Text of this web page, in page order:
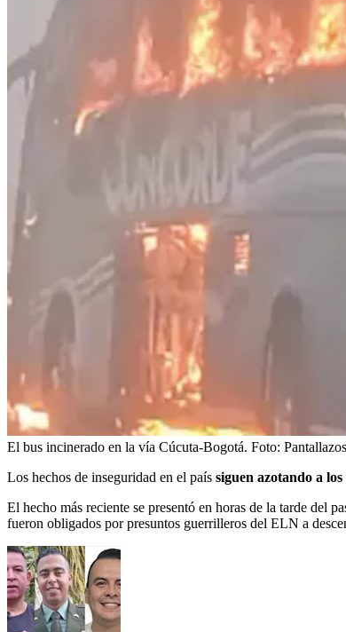
El bus incinerado en la vía Cúcuta-Bogotá. Foto:
Los hechos de inseguridad en el país siguen azotando a
El hecho más reciente se presentó en horas de la tarde del
fueron obligados por presuntos guerrilleros del ELN a